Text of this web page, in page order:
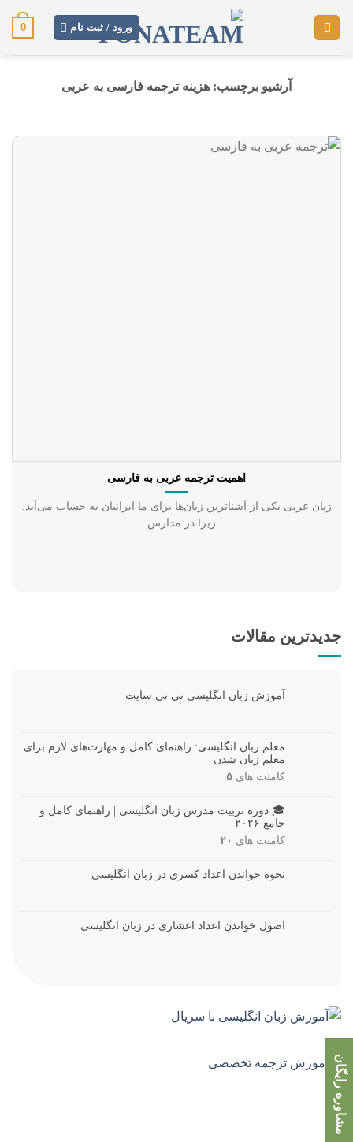
ورود / ثبت نام 0
آرشیو برچسب: هزینه ترجمه فارسی به عربی
جدیدترین مقالات
آموزش زبان انگلیسی نی نی سایت
معلم زبان انگلیسی: راهنمای کامل و مهارت‌های لازم برای
معلم زبان شدن
کامنت های ۵
🎓 دوره تربیت مدرس زبان انگلیسی | راهنمای کامل و
جامع ۲۰۲۶
کامنت های ۲۰
نحوه خواندن اعداد کسری در زبان انگلیسی
اصول خواندن اعداد اعشاری در زبان انگلیسی
اهمیت ترجمه عربی به فارسی
زبان عربی یکی از آشناترین زبان‌ها برای ما ایرانیان به حساب می‌آید.
زیرا در مدارس...
مشاوره رایگان